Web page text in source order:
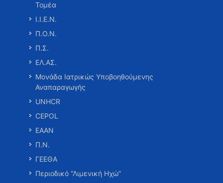
Τομέα
Ι.Ι.Ε.Ν.
Π.Ο.Ν.
Π.Σ.
ΕΛ.ΑΣ.
Μονάδα Ιατρικώς Υποβοηθούμενης
Αναπαραγωγής
UNHCR
CEPOL
ΕΑΑΝ
Π.Ν.
ΓΕΕΘΑ
Περιοδικό “Λιμενική Ηχώ”